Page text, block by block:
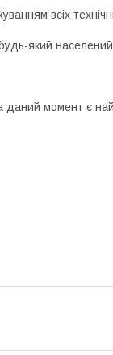
всіх
який населений
момент є